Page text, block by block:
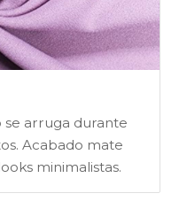
se arruga durante
Acabado mate
minimalistas.